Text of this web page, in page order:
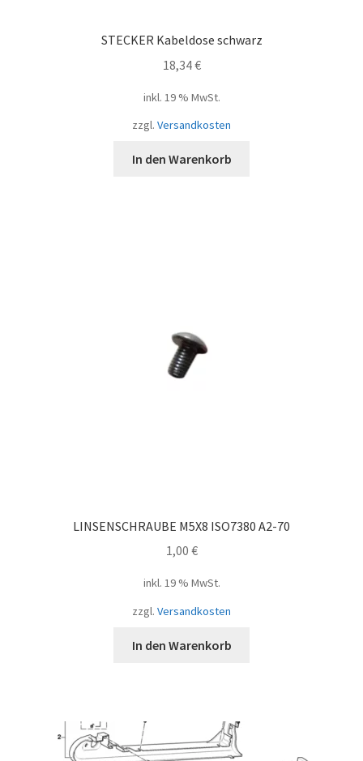
STECKER Kabeldose schwarz
18,34€
inkl. 19 % MwSt.
zzgl. Versandkosten
In den Warenkorb
LINSENSCHRAUBE M5X8 ISO7380 A2-70
1,00 €
inkl. 19 % MwSt.
zzgl. Versandkosten
In den Warenkorb